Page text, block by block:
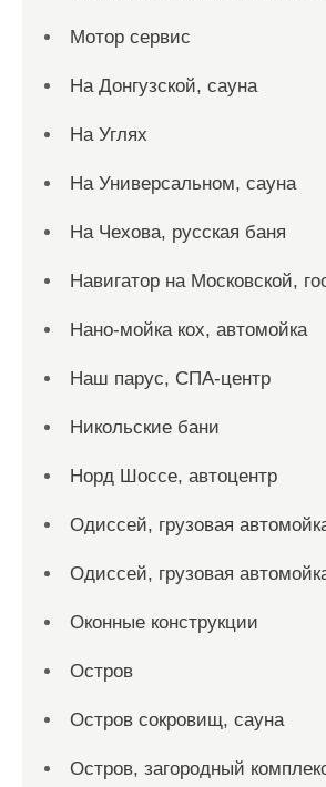
Мотор сервис
На Донгузской, сауна
На Углях
На Универсальном, сауна
На Чехова, русская баня
Навигатор на Московской,
Нано-мойка кох, автомойка
Наш парус, СПА-центр
Никольские бани
Норд Шоссе, автоцентр
Одиссей, грузовая
Одиссей, грузовая
Оконные конструкции
Остров
Остров сокровищ, сауна
Остров, загородный